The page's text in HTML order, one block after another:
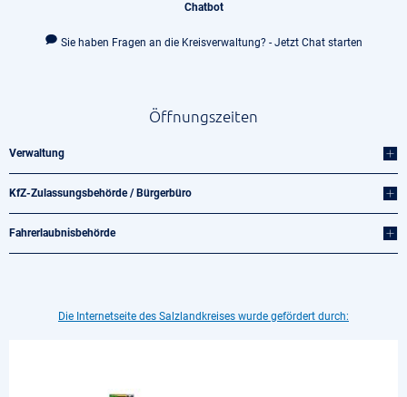
Chatbot
Sie haben Fragen an die Kreisverwaltung? - Jetzt Chat starten
Öffnungszeiten
Verwaltung
KfZ-Zulassungsbehörde / Bürgerbüro
Fahrerlaubnisbehörde
Die Internetseite des Salzlandkreises wurde gefördert durch: